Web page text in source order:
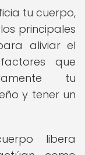
tu cuerpo,
principales
aliviar el
que
tu
y tener un
libera